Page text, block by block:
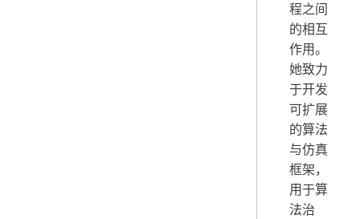
程之间
的相互
作用。
她致力
于开发
可扩展
的算法
与仿真
框架，
用于算
法治